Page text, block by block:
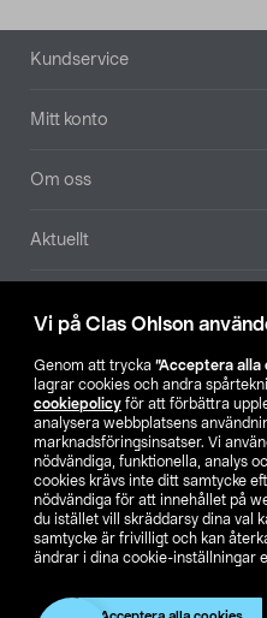
Vi på Clas Ohlson
Genom att trycka ”Acceptera alla
lagrar cookies och andra
cookiepolicy för att förbättra
analysera webbplatsens
marknadsföringsinsatser. Vi
nödvändiga, funktionella, analys
cookies krävs inte ditt samtycke
nödvändiga för att innehållet på
du istället vill skräddarsy dina val
samtycke är frivilligt och kan
ändrar i dina cookie-inställningar
Sidfot
Kundservice
Mitt konto
Om oss
Aktuellt
SE
Ändra till